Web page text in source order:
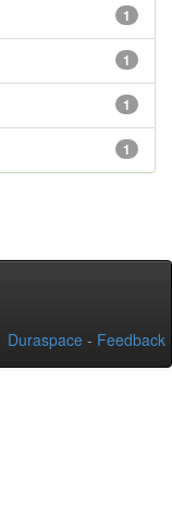
1
1
1
1
Duraspace - Feedback